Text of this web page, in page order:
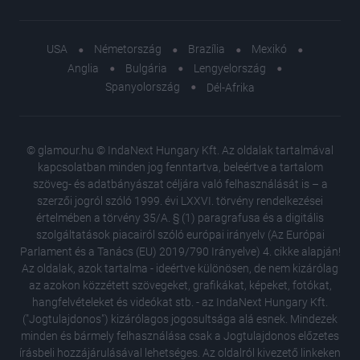
USA Németország Brazília
Mexikó
Anglia
Bulgária
Lengyelország
Spanyolország
Dél-Afrika
© glamour.hu © IndaNext Hungary Kft. Az oldalak tartalmával
kapcsolatban minden jog fenntartva, beleértve a tartalom
szöveg- és adatbányászat céljára való felhasználását is – a
szerzői jogról szóló 1999. évi LXXVI. törvény rendelkezései
értelmében a törvény 35/A. § (1) paragrafusa és a digitális
szolgáltatások piacairól szóló európai irányelv (Az Európai
Parlament és a Tanács (EU) 2019/790 Irányelve) 4. cikke alapján!
Az oldalak, azok tartalma - ideértve különösen, de nem kizárólag
az azokon közzétett szövegeket, grafikákat, képeket, fotókat,
hangfelvételeket és videókat stb. - az IndaNext Hungary Kft.
("Jogtulajdonos") kizárólagos jogosultsága alá esnek. Mindezek
minden és bármely felhasználása csak a Jogtulajdonos előzetes
írásbeli hozzájárulásával lehetséges. Az oldalról kivezető linkeken